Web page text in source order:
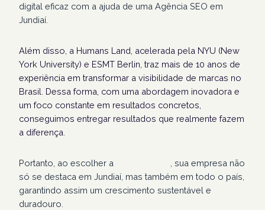
digital eficaz com a ajuda de uma Agência SEO em
Jundiaí.
Além disso, a Humans Land, acelerada pela NYU (New
York University) e ESMT Berlin, traz mais de 10 anos de
experiência em transformar a visibilidade de marcas no
Brasil. Dessa forma, com uma abordagem inovadora e
um foco constante em resultados concretos,
conseguimos entregar resultados que realmente fazem
a diferença.
Portanto, ao escolher a
, sua empresa não
só se destaca em Jundiaí, mas também em todo o país,
garantindo assim um crescimento sustentável e
duradouro.